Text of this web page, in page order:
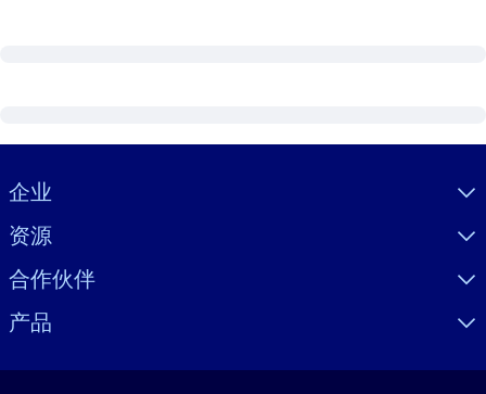
Visually hidden Text
企业
资源
合作伙伴
产品